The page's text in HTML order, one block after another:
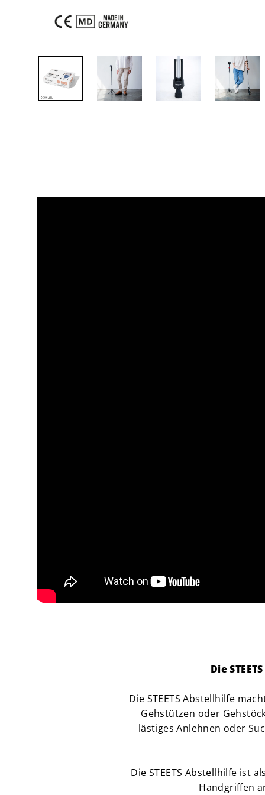
Die
Die STEETS Abstellhilfe
Gehstützen oder
lästiges Anlehnen oder
Die STEETS Abstellhilfe ist
Handgriffen